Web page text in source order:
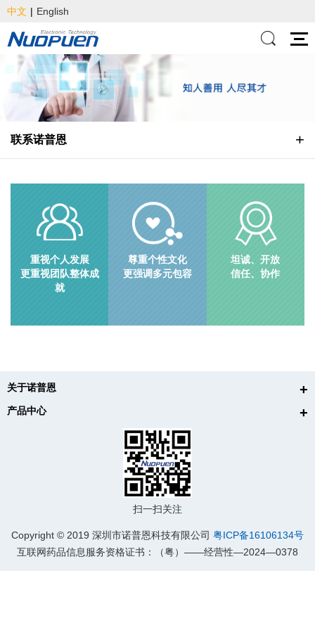
中文 | English
联系诺普恩
重视个人发展
更重视团队整体成
就
尊重个性文化
更强调多元包容
坦诚、开放
信任、协作
关于诺普恩
产品中心
扫一扫关注
Copyright © 2019 深圳市诺普恩科技有限公司 粤ICP备16106134号
互联网药品信息服务资格证书：（粤）——经营性—2024—0378